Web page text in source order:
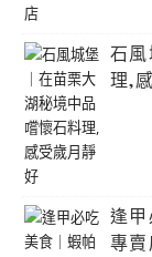
石
理,
逢
專